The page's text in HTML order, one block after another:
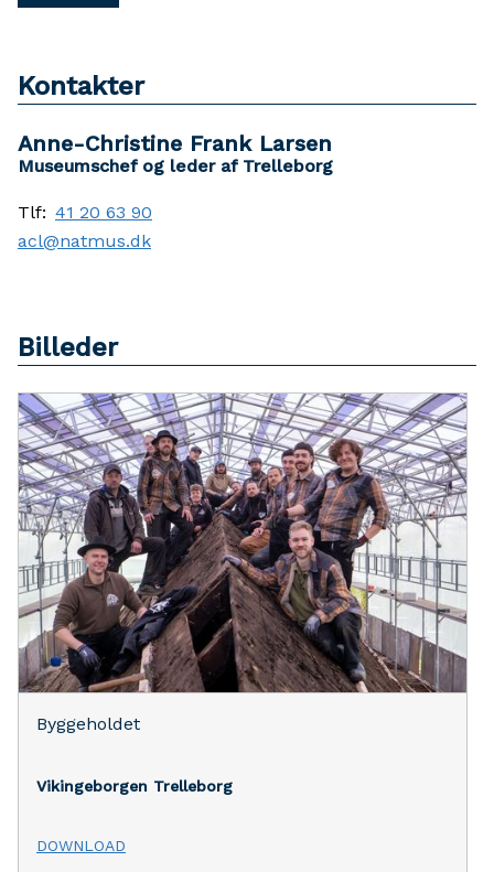
Kontakter
Anne-Christine Frank Larsen
Museumschef og leder af Trelleborg
Tlf: 41 20 63 90
acl@natmus.dk
Billeder
Byggeholdet
Vikingeborgen Trelleborg
DOWNLOAD